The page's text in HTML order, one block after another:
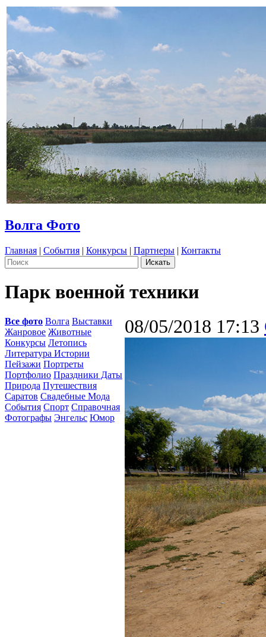
Волга Фото
Главная | События | Конкурсы | Партнеры | Контакты
Парк военной техники
Все фото Волга Выставки
Жанровое Животные
Конкурсы Летопись
Литература Истории
Пейзажи Портреты
Портфолио Праздники Даты
Природа Путешествия
Саратов Свадебные Мода
События Спорт Справочная
Фотографы Энгельс Юмор
08/05/2018 17:13